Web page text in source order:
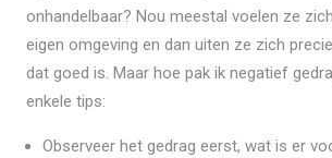
onhandelbaar? Nou meestal voelen ze
eigen omgeving en dan uiten ze zich
dat goed is. Maar hoe pak ik negatief
enkele tips:
Observeer het gedrag eerst, wat is er